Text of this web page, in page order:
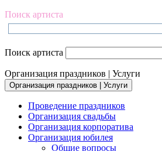
Поиск артиста
Поиск артиста
Организация праздников | Услуги
Организация праздников | Услуги
Проведение праздников
Организация свадьбы
Организация корпоратива
Организация юбилея
Общие вопросы